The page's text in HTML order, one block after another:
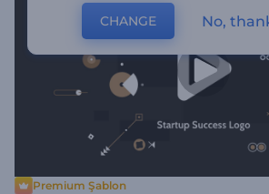
Premium Şablon
CHANGE No,